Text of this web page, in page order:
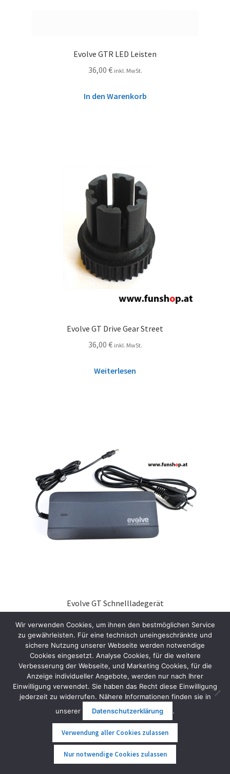
Evolve GTR LED Leisten
36,00 € inkl. MwSt.
In den Warenkorb
Evolve GT Drive Gear Street
36,00 € inkl. MwSt.
Weiterlesen
Evolve GT Schnellladegerät
In den Warenkorb
Wir verwenden Cookies, um ihnen den bestmöglichen Service
zu gewährleisten. Für eine technisch uneingeschränkte und
sichere Nutzung unserer Webseite werden notwendige
Cookies eingesetzt. Analyse Cookies, für die weitere
Verbesserung der Webseite, und Marketing Cookies, für die
Anzeige individueller Angebote, werden nur nach Ihrer
Einwilligung verwendet. Sie haben das Recht diese Einwilligung
jederzeit zu widerrufen. Nähere Informationen finden sie in
unserer
Datenschutzerklärung .
Verwendung aller Cookies zulassen
Nur notwendige Cookies zulassen